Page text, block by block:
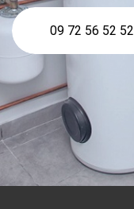
09 72 56 52 52